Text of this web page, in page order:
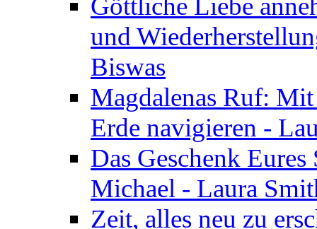
und
Biswas
Magdalenas Ruf:
Erde navigieren -
Das Geschenk
Michael - Laura
Zeit, alles neu zu